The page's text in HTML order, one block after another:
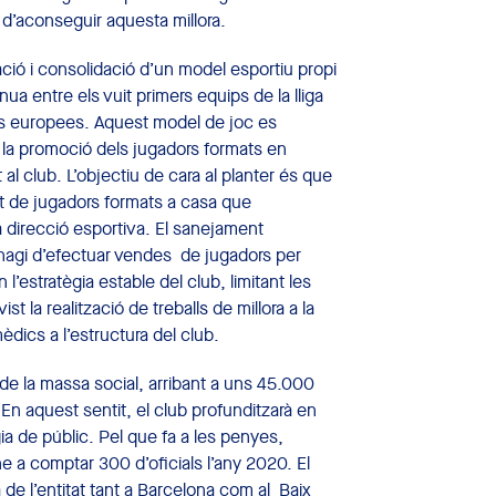
aquesta millora.
i consolidació d’un model esportiu propi
entre els vuit primers equips de la lliga
europees. Aquest model de joc es
promoció dels jugadors formats en
club. L’objectiu de cara al planter és que
jugadors formats a casa que
esportiva. El sanejament
d’efectuar vendes de jugadors per
estable del club, limitant les
la realització de treballs de millora a la
a l’estructura del club.
la massa social, arribant a uns 45.000
aquest sentit, el club profunditzarà en
de públic. Pel que fa a les penyes,
a comptar 300 d’oficials l’any 2020. El
l’entitat tant a Barcelona com al Baix